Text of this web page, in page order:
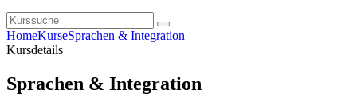
HomeKurseSprachen & Integration
Kursdetails
Sprachen & Integration